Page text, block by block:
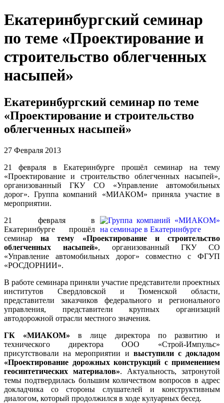
Екатеринбургский семинар
по теме «Проектирование и
строительство облегченных
насыпей»
Екатеринбургский семинар по теме
«Проектирование и строительство
облегченных насыпей»
27 Февраля 2013
21 февраля в Екатеринбурге прошёл семинар на тему
«Проектирование и строительство облегченных насыпей»,
организованный ГКУ СО «Управление автомобильных
дорог». Группа компаний «МИАКОМ» приняла участие в
мероприятии.
21 февраля в
Екатеринбурге прошёл
семинарна тему «Проектирование и строительство
облегченных насыпей», организованный ГКУ СО
«Управление автомобильных дорог» совместно с ФГУП
«РОСДОРНИИ».
В работе семинара приняли участие представители проектных
институтов Свердловской и Тюменской области,
представители заказчиков федерального и регионального
управления, представители крупных организаций
автодорожной отрасли местного значения.
ГК «МИАКОМ» в лице директора по развитию и
технического директора ООО «Строй-Импульс»
присутствовали на мероприятии и выступили с докладом
«Проектирование дорожных конструкций с применением
геосинтетических материалов». Актуальность, затронутой
темы подтвердилась большим количеством вопросов в адрес
докладчика со стороны слушателей и конструктивным
диалогом, который продолжился в ходе кулуарных бесед.